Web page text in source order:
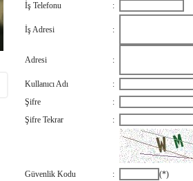
İş Telefonu
:
İş Adresi :
Adresi :
Kullanıcı Adı
:
Şifre
:
Şifre Tekrar
:
Güvenlik Kodu : (*)